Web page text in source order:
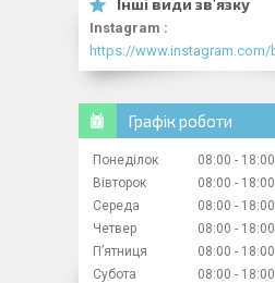
Instagram
Графік роботи
Понеділок 08:00
18:00
Вівторок
08:00
18:00
Середа
08:00
18:00
Четвер
08:00
18:00
Пʼятниця
08:00
18:00
Субота
08:00
18:00